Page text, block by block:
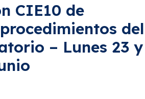
CIE10 de
del
– Lunes 23 y